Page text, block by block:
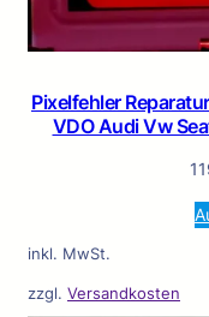
Pixelfehler
VDO Audi Vw
inkl. MwSt.
zzgl. Versandkosten